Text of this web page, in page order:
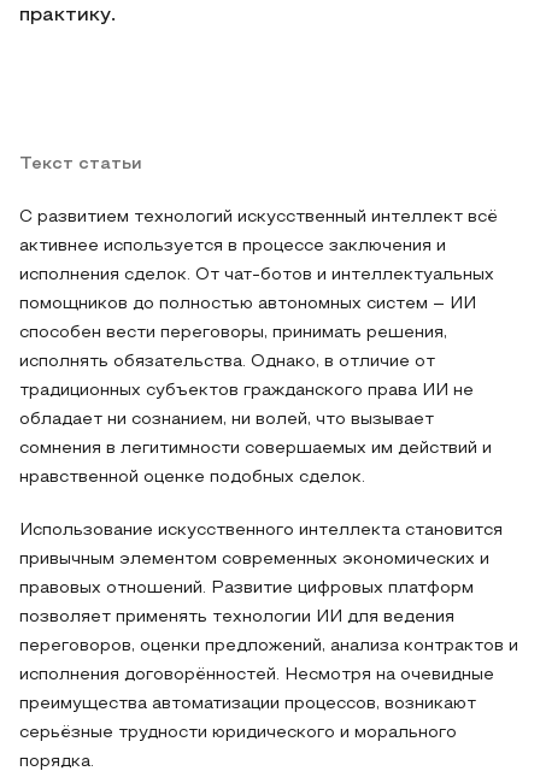
практику.
Текст статьи
С развитием технологий искусственный интеллект всё
активнее используется в процессе заключения и
исполнения сделок. От чат-ботов и интеллектуальных
помощников до полностью автономных систем – ИИ
способен вести переговоры, принимать решения,
исполнять обязательства. Однако, в отличие от
традиционных субъектов гражданского права ИИ не
обладает ни сознанием, ни волей, что вызывает
сомнения в легитимности совершаемых им действий и
нравственной оценке подобных сделок.
Использование искусственного интеллекта становится
привычным элементом современных экономических и
правовых отношений. Развитие цифровых платформ
позволяет применять технологии ИИ для ведения
переговоров, оценки предложений, анализа контрактов и
исполнения договорённостей. Несмотря на очевидные
преимущества автоматизации процессов, возникают
серьёзные трудности юридического и морального
порядка.